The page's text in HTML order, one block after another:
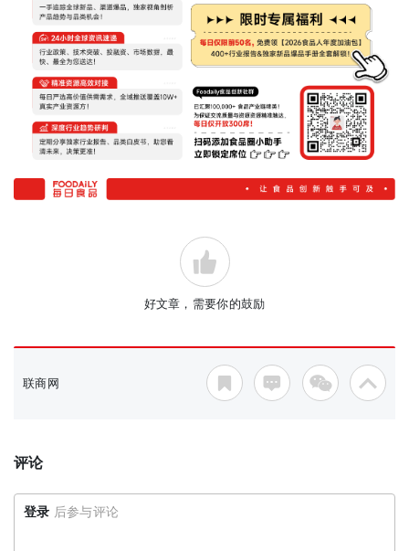
好文章，需要你的鼓励
联商网
评论
登录 后参与评论